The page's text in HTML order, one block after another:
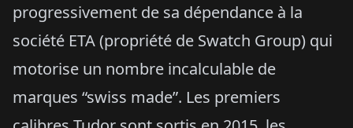
progressivement de sa dépendance à la
société ETA (propriété de Swatch Group) qui
motorise un nombre incalculable de
marques “swiss made”. Les premiers